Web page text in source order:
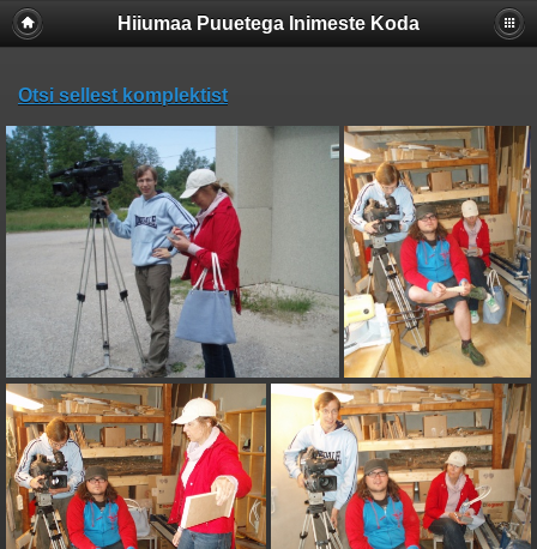
Hiiumaa Puuetega Inimeste Koda
Otsi sellest komplektist